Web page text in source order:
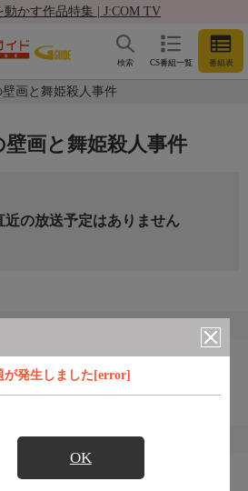
動かす作品特集 | J:COM TV
CS番組一覧 番組表
検索
画と舞姫殺人事件
が発生しました[error]
OK
画と舞姫殺人事件
近の放送予定はありません
め番組